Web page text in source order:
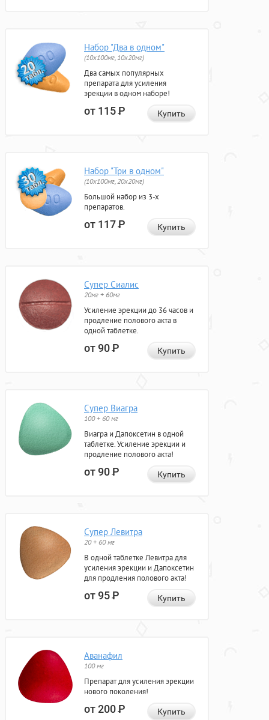
Набор "Два в одном"
(10x100мг, 10x20мг)
Два самых популярных
препарата для усиления
эрекции в одном наборе!
от 115Р Купить
Набор "Три в одном"
(10x100мг, 20x20мг)
Большой набор из 3-х
препаратов.
от 117Р Купить
Супер Сиалис
20мг + 60мг
Усиление эрекции до 36 часов и
продление полового акта в
одной таблетке.
от 90Р Купить
Супер Виагра
100 + 60 мг
Виагра и Дапоксетин в одной
таблетке. Усиление эрекции и
продление полового акта!
от 90Р Купить
Супер Левитра
20 + 60 мг
В одной таблетке Левитра для
усиления эрекции и Дапоксетин
для продления полового акта!
от 95Р Купить
Аванафил
100 мг
Препарат для усиления эрекции
нового поколения!
от 200Р Купить